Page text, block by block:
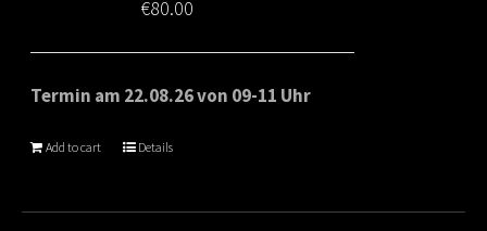
€80.00
Termin am 22.08.26 von 09-11 Uhr
Add to cart Details